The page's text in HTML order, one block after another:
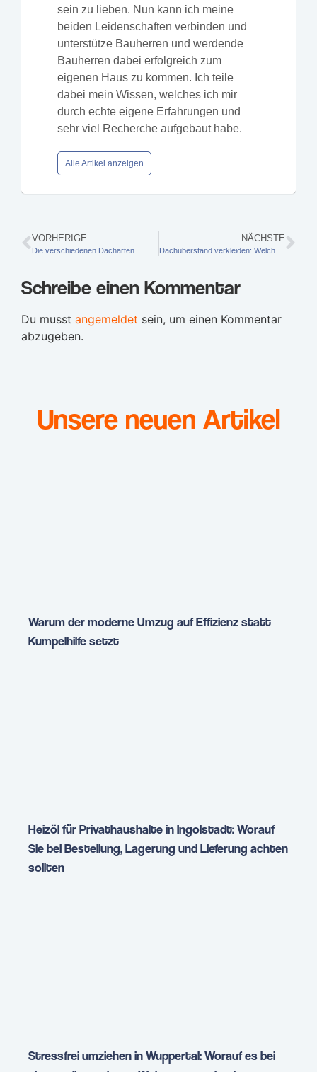
sein zu lieben. Nun kann ich meine
beiden Leidenschaften verbinden und
unterstütze Bauherren und werdende
Bauherren dabei erfolgreich zum
eigenen Haus zu kommen. Ich teile
dabei mein Wissen, welches ich mir
durch echte eigene Erfahrungen und
sehr viel Recherche aufgebaut habe.
Alle Artikel anzeigen
VORHERIGE
Die verschiedenen Dacharten
NÄCHSTE
Dachüberstand verkleiden: Welches Material?
Schreibe einen Kommentar
Du musst angemeldet sein, um einen Kommentar
abzugeben.
Unsere neuen Artikel
Warum der moderne Umzug auf Effizienz statt
Kumpelhilfe setzt
Heizöl für Privathaushalte in Ingolstadt: Worauf
Sie bei Bestellung, Lagerung und Lieferung achten
sollten
Stressfrei umziehen in Wuppertal: Worauf es bei